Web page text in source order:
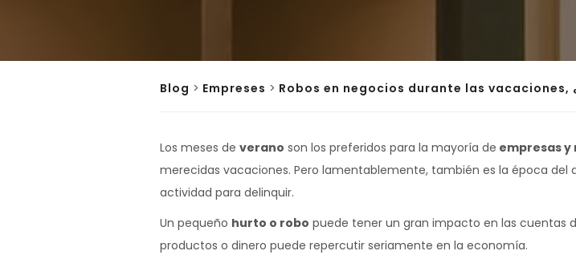
Blog > Empreses > Robos en negocios durante las vacaciones,
Los meses de verano son los preferidos para la mayoría de empresas y
merecidas vacaciones. Pero lamentablemente, también es la época
actividad para delinquir.
Un pequeño hurto o robo puede tener un gran impacto en las cuentas
productos o dinero puede repercutir seriamente en la economía.